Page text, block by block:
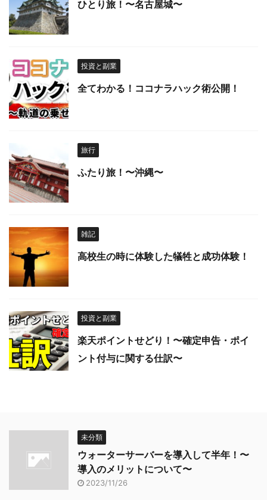
ひとり旅！〜名古屋城〜
投資と副業
全てわかる！ココナラハック術公開！
旅行
ふたり旅！〜沖縄〜
雑記
高校生の時に体験した犠牲と成功体験！
投資と副業
楽天ポイントせどり！〜確定申告・ポイ
ント付与に関する仕訳〜
未分類
ウォーターサーバーを導入して半年！〜
導入のメリットについて〜
2023/11/26